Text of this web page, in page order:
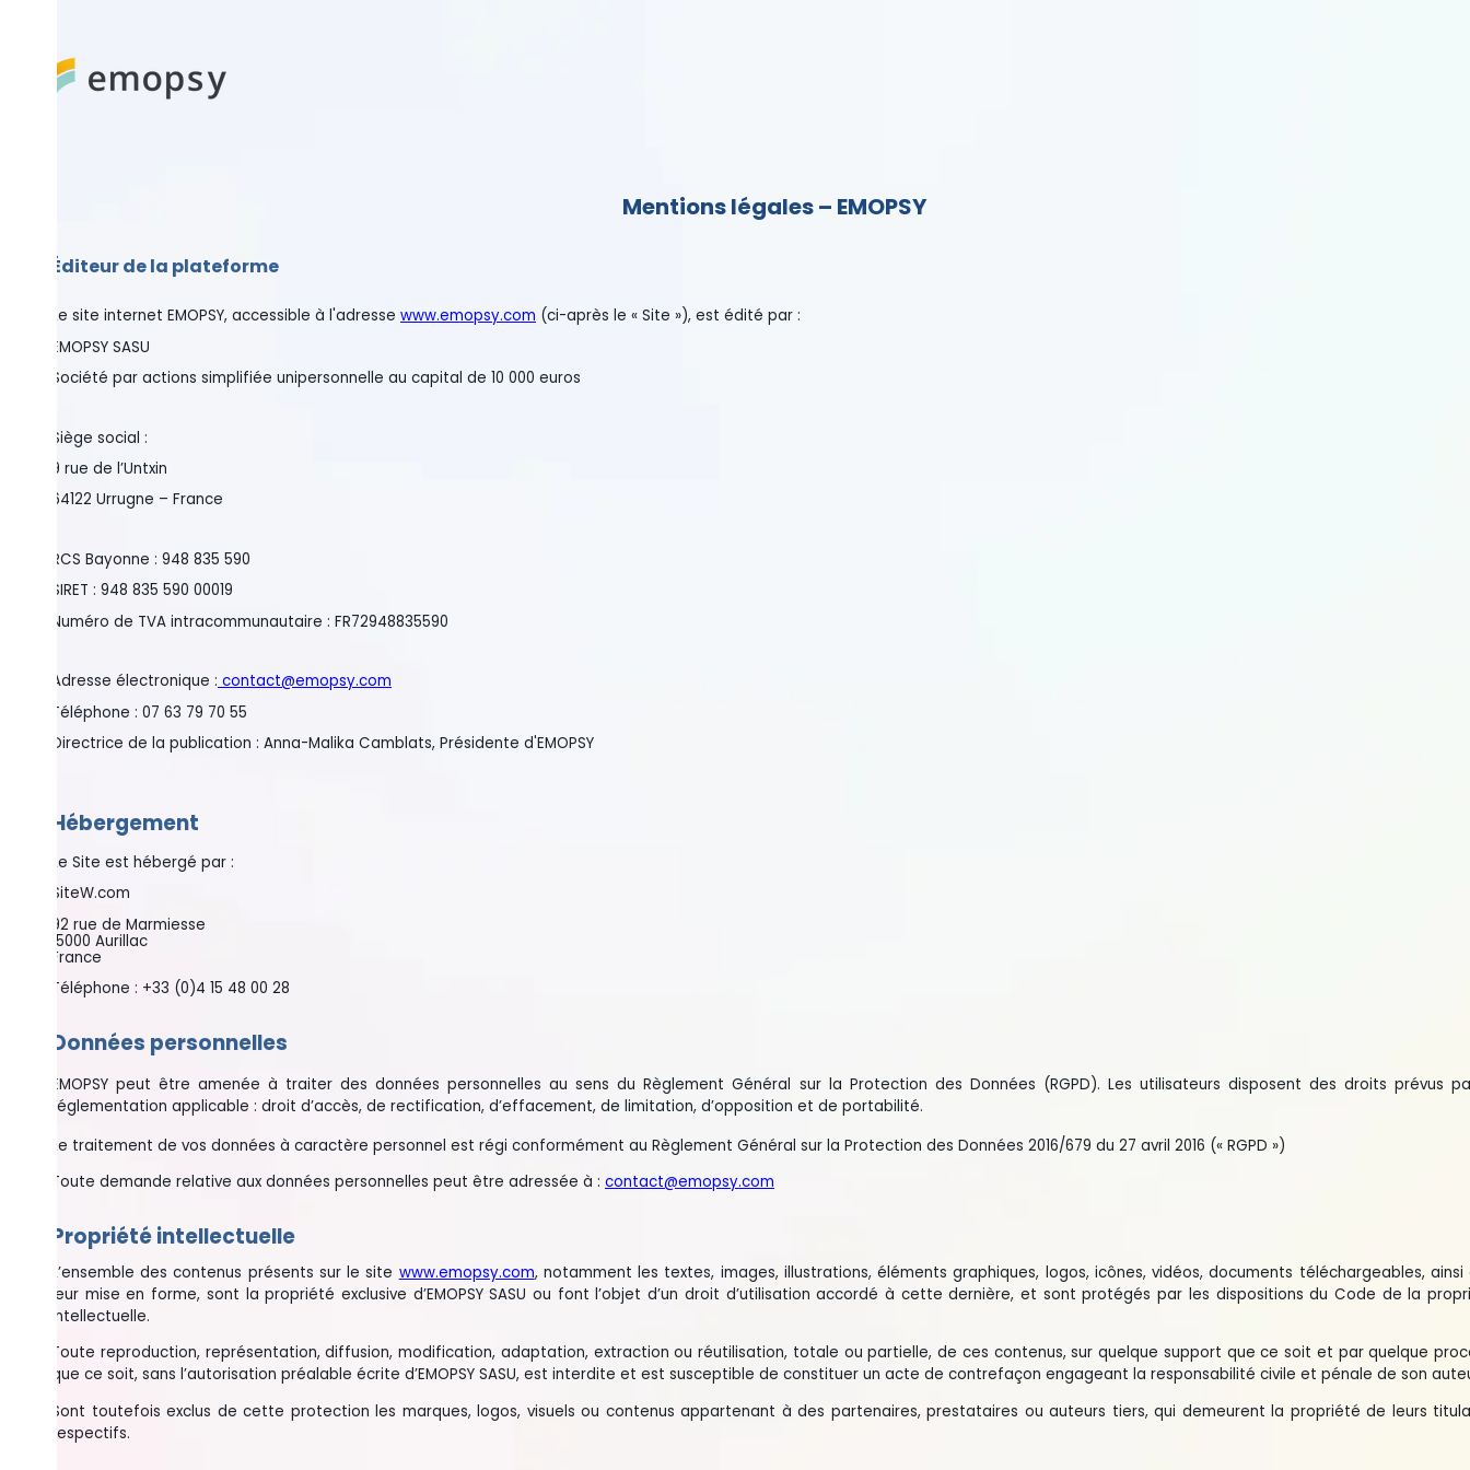
Mentions légales – EMOPSY
de la plateforme
site internet EMOPSY, accessible à l'adressewww.emopsy.com(ci-après le « Site »), est édité par :
SASU
par actions simplifiée unipersonnelle au capital de 10 000 euros
social :
rue de l’Untxin
Urrugne – France
Bayonne : 948 835 590
: 948 835 590 00019
de TVA intracommunautaire :FR72948835590
électronique :contact@emopsy.com
: 07 63 79 70 55
de la publication : Anna-Malika Camblats, Présidente d'EMOPSY
Site est hébergé par :
rue de Marmiesse
Aurillac
: +33 (0)4 15 48 00 28
personnelles
peut être amenée à traiter des données personnelles au sens du Règlement Général sur la Protection des Données (RGPD). Les utilisateurs disposent des droits prévus par la
applicable : droit d’accès, de rectification, d’effacement, de limitation, d’opposition et de portabilité.
traitement de vos données à caractère personnel est régi conformément au Règlement Général sur la Protection des Données 2016/679 du 27 avril 2016 (« RGPD »)
demande relative aux données personnelles peut être adressée à :contact@emopsy.com
intellectuelle
des contenus présents sur le site www.emopsy.com, notamment les textes, images, illustrations, éléments graphiques, logos, icônes, vidéos, documents téléchargeables, ainsi que
mise en forme, sont la propriété exclusive d’EMOPSY SASU ou font l’objet d’un droit d’utilisation accordé à cette dernière, et sont protégés par les dispositions du Code de la propriété
reproduction, représentation, diffusion, modification, adaptation, extraction ou réutilisation, totale ou partielle, de ces contenus, sur quelque support que ce soit et par quelque procédé
ce soit, sans l’autorisation préalable écrite d’EMOPSY SASU, est interdite et est susceptible de constituer un acte de contrefaçon engageant la responsabilité civile et pénale de son auteur.
toutefois exclus de cette protection les marques, logos, visuels ou contenus appartenant à des partenaires, prestataires ou auteurs tiers, qui demeurent la propriété de leurs titulaires